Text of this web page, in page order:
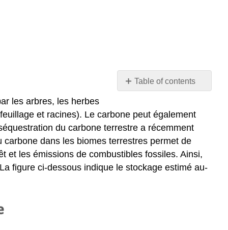
Table of contents
questions
Données
brutes
provenant
du
les arbres, les herbes
et racines). Le carbone peut également
du carbone terrestre a récemment
dans les biomes terrestres permet de
et les émissions de combustibles fossiles. Ainsi,
figure ci-dessous indique le stockage estimé au-